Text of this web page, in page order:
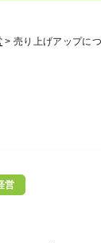
> 売り上げアップに
営